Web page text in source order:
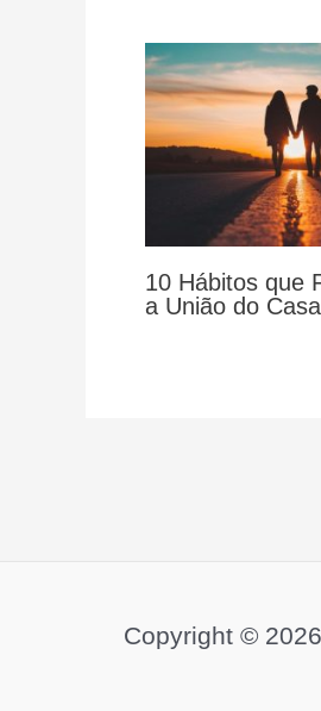
10 Hábitos que
a União do Casal
Copyright © 2026